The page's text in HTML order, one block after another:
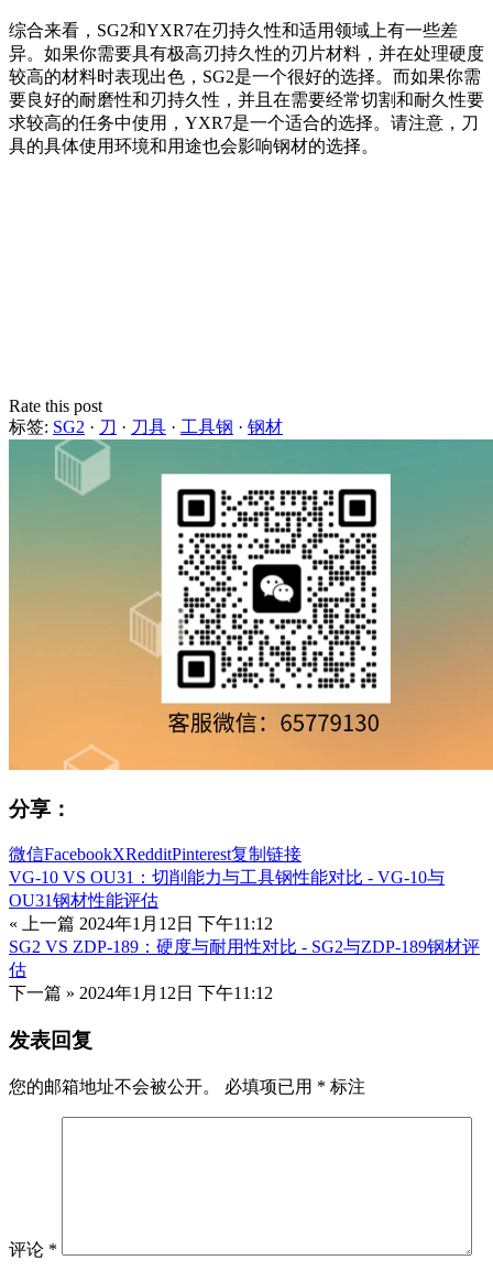
综合来看，SG2和YXR7在刃持久性和适用领域上有一些差
异。如果你需要具有极高刃持久性的刃片材料，并在处理硬度
较高的材料时表现出色，SG2是一个很好的选择。而如果你需
要良好的耐磨性和刃持久性，并且在需要经常切割和耐久性要
求较高的任务中使用，YXR7是一个适合的选择。请注意，刀
具的具体使用环境和用途也会影响钢材的选择。
Rate this post
标签: SG2 · 刀 · 刀具 · 工具钢 · 钢材
分享：
微信FacebookXRedditPinterest复制链接
VG-10 VS OU31：切削能力与工具钢性能对比 - VG-10与
OU31钢材性能评估
« 上一篇 2024年1月12日 下午11:12
SG2 VS ZDP-189：硬度与耐用性对比 - SG2与ZDP-189钢材评
估
下一篇 » 2024年1月12日 下午11:12
发表回复
您的邮箱地址不会被公开。 必填项已用 * 标注
评论 *